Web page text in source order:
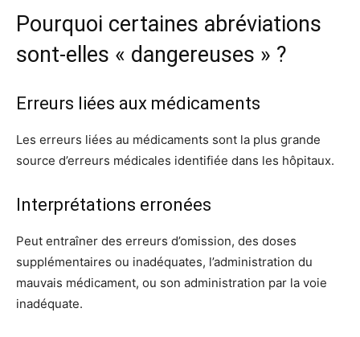
Pourquoi certaines abréviations
sont-elles « dangereuses » ?
Erreurs liées aux médicaments
Les erreurs liées au médicaments sont la plus grande
source d’erreurs médicales identifiée dans les hôpitaux.
Interprétations erronées
Peut entraîner des erreurs d’omission, des doses
supplémentaires ou inadéquates, l’administration du
mauvais médicament, ou son administration par la voie
inadéquate.